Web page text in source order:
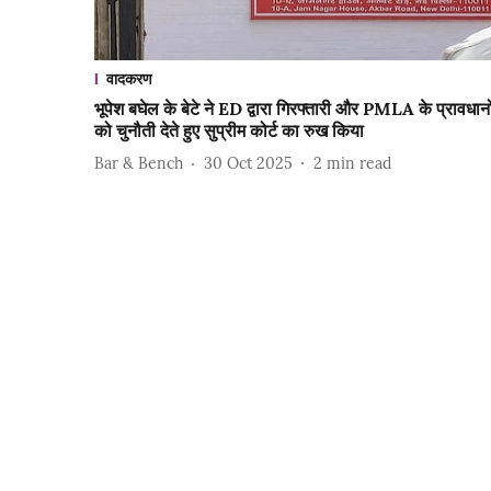
वादकरण
भूपेश बघेल के बेटे ने ED द्वारा गिरफ्तारी और PMLA के
को चुनौती देते हुए सुप्रीम कोर्ट का रुख किया
Bar & Bench 30 Oct 2025 2 min read